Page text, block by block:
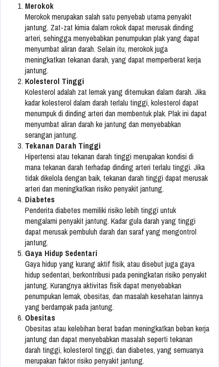
Merokok
Merokok merupakan salah satu penyebab utama penyakit
jantung. Zat-zat kimia dalam rokok dapat merusak dinding
arteri, sehingga menyebabkan penumpukan plak yang dapat
menyumbat aliran darah. Selain itu, merokok juga
meningkatkan tekanan darah, yang dapat memperberat kerja
jantung.
Kolesterol Tinggi
Kolesterol adalah zat lemak yang ditemukan dalam darah. Jika
kadar kolesterol dalam darah terlalu tinggi, kolesterol dapat
menumpuk di dinding arteri dan membentuk plak. Plak ini dapat
menyumbat aliran darah ke jantung dan menyebabkan
serangan jantung.
Tekanan Darah Tinggi
Hipertensi atau tekanan darah tinggi merupakan kondisi di
mana tekanan darah terhadap dinding arteri terlalu tinggi. Jika
tidak dikelola dengan baik, tekanan darah tinggi dapat merusak
arteri dan meningkatkan risiko penyakit jantung.
Diabetes
Penderita diabetes memiliki risiko lebih tinggi untuk
mengalami penyakit jantung. Kadar gula darah yang tinggi
dapat merusak pembuluh darah dan saraf yang mengontrol
jantung.
Gaya Hidup Sedentari
Gaya hidup yang kurang aktif fisik, atau disebut juga gaya
hidup sedentari, berkontribusi pada peningkatan risiko penyakit
jantung. Kurangnya aktivitas fisik dapat menyebabkan
penumpukan lemak, obesitas, dan masalah kesehatan lainnya
yang berdampak pada jantung.
Obesitas
Obesitas atau kelebihan berat badan meningkatkan beban kerja
jantung dan dapat menyebabkan masalah seperti tekanan
darah tinggi, kolesterol tinggi, dan diabetes, yang semuanya
merupakan faktor risiko penyakit jantung.